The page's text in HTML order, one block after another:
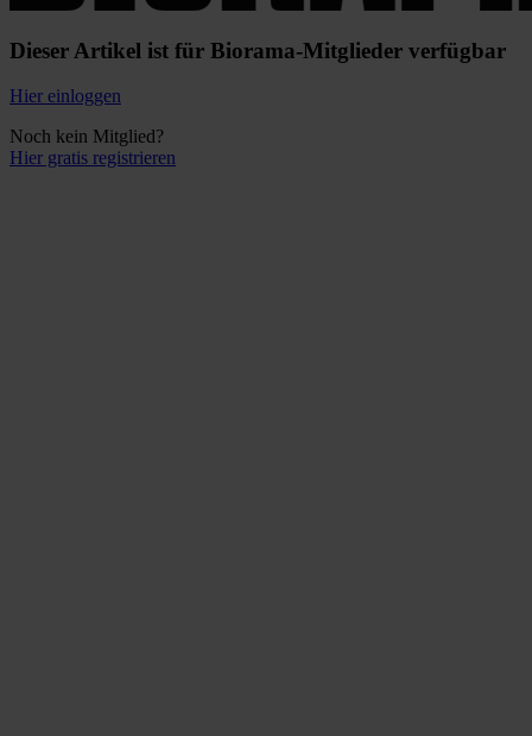
Dieser Artikel ist für Biorama-Mitglieder verfügbar
Hier einloggen
Noch kein Mitglied?
Hier gratis registrieren